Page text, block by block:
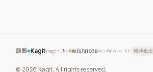
滿。如今除了持續活躍於綜藝節目，她經
營的 YouTube 頻道也即將突破百萬訂閱，
二春。
服務 Kagitkagit.kr wishnotewishnote.kr 即將推出
© 2026 Kagit. All rights reserved.